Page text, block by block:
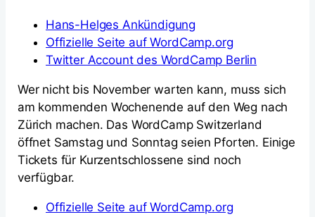
Hans-Helges Ankündigung
Offizielle Seite auf WordCamp.org
Twitter Account des WordCamp Berlin
Wer nicht bis November warten kann, muss sich
am kommenden Wochenende auf den Weg nach
Zürich machen. Das WordCamp Switzerland
öffnet Samstag und Sonntag seien Pforten. Einige
Tickets für Kurzentschlossene sind noch
verfügbar.
Offizielle Seite auf WordCamp.org